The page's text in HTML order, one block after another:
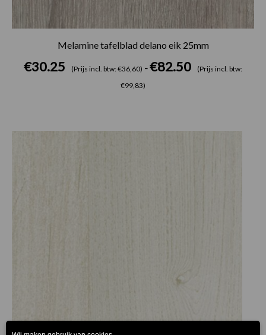
Melamine tafelblad delano eik 25mm
€30.25 (Prijs incl. btw: €36,60) -€82.50
(Prijs incl. btw:
€99,83)